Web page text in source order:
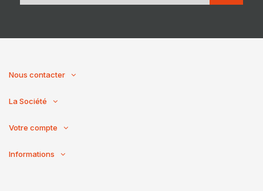
Nous contacter
La Société
Votre compte
Informations